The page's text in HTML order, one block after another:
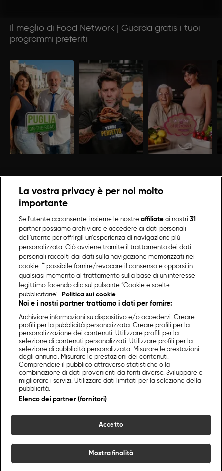
Il meglio di Food Network | Guarda gratis i tuoi
programmi preferiti
La vostra privacy è per noi molto
importante
Se l'utente acconsente, insieme le nostreaffiliateai nostri31
partner possiamo archiviare e accedere ai dati personali
dell'utente per offrirgli un'esperienza di navigazione più
personalizzata. Ciò avviene tramite il trattamento dei dati
personali raccolti dai dati sulla navigazione memorizzati nei
cookie. È possibile fornire/revocare il consenso e opporsi in
qualsiasi momento al trattamento sulla base di un interesse
legittimo facendo clic sul pulsante “Cookie e scelte
pubblicitarie”.
Politica sui cookie
Noi e i nostri partner trattiamo i dati per fornire:
Archiviare informazioni su dispositivo e/o accedervi. Creare
profili per la pubblicità personalizzata. Creare profili per la
personalizzazione dei contenuti. Utilizzare profili per la
selezione di contenuti personalizzati. Utilizzare profili per la
selezione di pubblicità personalizzata. Misurare le prestazioni
degli annunci. Misurare le prestazioni dei contenuti.
Comprendere il pubblico attraverso statistiche o la
combinazione di dati provenienti da fonti diverse. Sviluppare e
migliorare i servizi. Utilizzare dati limitati per la selezione della
pubblicità.
Elenco dei partner (fornitori)
Accetto
Mostra finalità